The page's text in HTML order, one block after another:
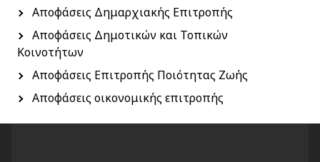
Αποφάσεις Δημαρχιακής Επιτροπής
Αποφάσεις Δημοτικών και Τοπικών
Κοινοτήτων
Αποφάσεις Επιτροπής Ποιότητας Ζωής
Αποφάσεις οικονομικής επιτροπής